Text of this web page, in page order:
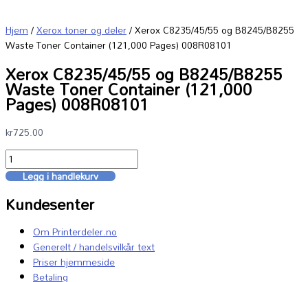
Hjem/Xerox toner og deler/ Xerox C8235/45/55 og B8245/B8255
Waste Toner Container (121,000 Pages) 008R08101
Xerox C8235/45/55 og B8245/B8255
Waste Toner Container (121,000
Pages) 008R08101
kr725.00
Legg i handlekurv
Kundesenter
Om Printerdeler.no
Generelt / handelsvilkår text
Priser hjemmeside
Betaling